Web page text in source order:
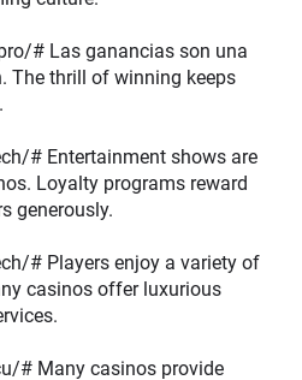
# Las ganancias son una
# Entertainment shows are
reward
generously.
# Players enjoy a variety of
# Many casinos provide